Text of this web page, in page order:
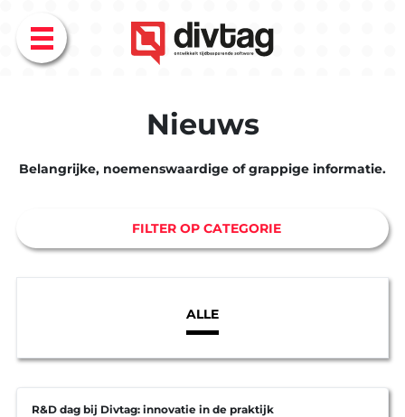
Menu
Nieuws
Belangrijke, noemenswaardige of grappige informatie.
FILTER OP CATEGORIE
ALLE
R&D dag bij Divtag: innovatie in de praktijk